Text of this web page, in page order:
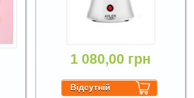
1 080,00 грн